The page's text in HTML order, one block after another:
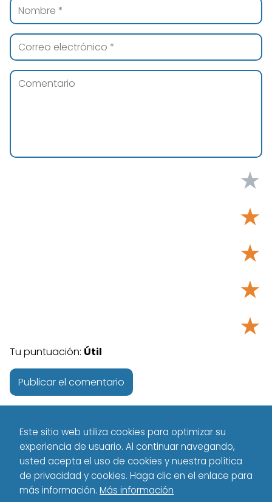
★
★
★
★
★
Tu puntuación: Útil
Tecnología - Technology Español Cómo leer los mensajes
Este sitio web utiliza cookies para optimizar su
experiencia de usuario. Al continuar navegando,
usted acepta el uso de cookies y nuestra política
de privacidad y cookies. Haga clic en el enlace para
más información. Más información